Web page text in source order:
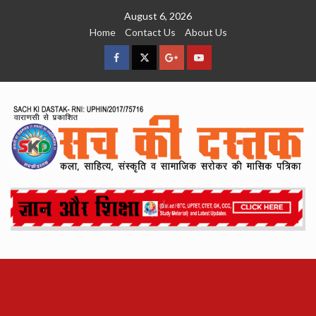
August 6, 2026
Home
Contact Us About Us
facebookTwitterGoogleYouTube